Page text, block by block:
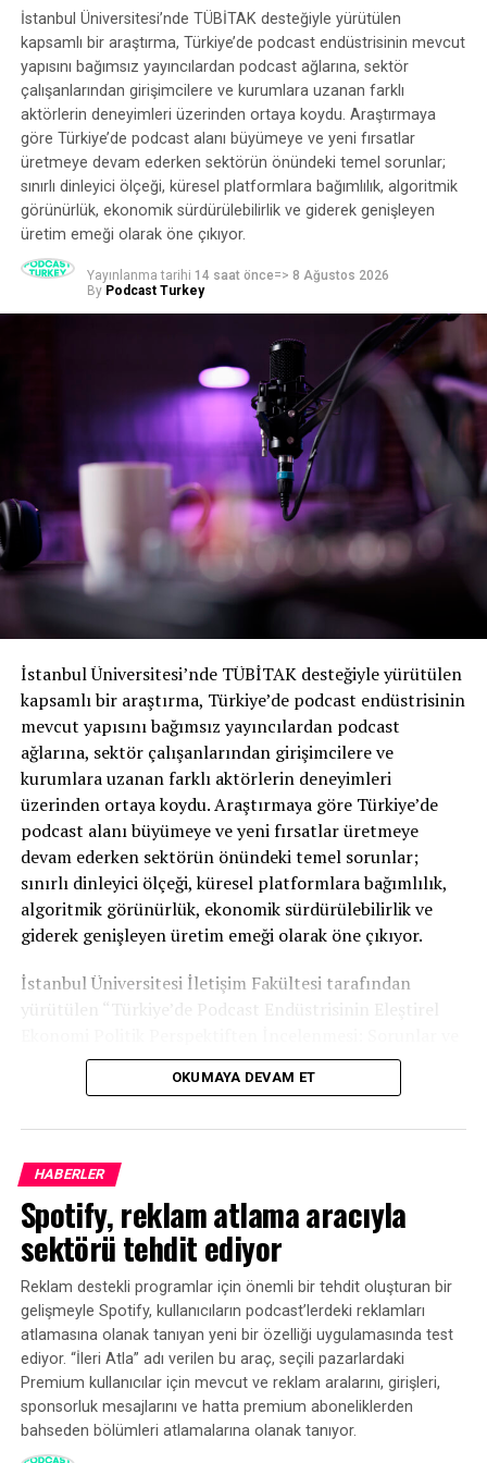
oluşturmaktan, sesli kitaplar ve podcast’ler için gerçekçi
sentetik konuşmaüretmeye kadar, olasılıklar sonsuz.
Ancak teknoloji ilerledikçe, potansiyel kötüye
kullanımına ilişkin endişeler de artıyor.
OpenAI’nin Yaklaşımını Anlamak
Popüler ChatGPT’nin arkasındaki şirket olan OpenAI,
ses klonlama teknolojisini yayınlama konusunda
temkinli bir yaklaşım benimsedi. Ses motorlarının
etkileyici yeteneklerini ortaya koymuş olsalar da, riskleri
de kabul ettiler.
Yakın tarihli bir blog yazısında OpenAI, bir seçim yılında
potansiyel kötüye kullanımla ilgili endişeleri gerekçe
göstererek halka açık bir sürümü
gerçekleştirmeyeceklerini açıkladı. Bu, güçlü yapay zeka
araçları söz konusu olduğunda dikkatli düşünme
ihtiyacını vurgulayan sorumlu bir harekettir.
OpenAI’nin Ses Klonlaması Nasıl
Çalışıyor?
Peki, OpenAI’nin Ses Motoru bu kadar ikna edici ses
klonlarını tam olarak nasıl yaratıyor? Gelin bunun
arkasındaki teknolojiye daha yakından bakalım.
Ses Klonlamada Yapay Zeka Modellerinin
Rolü
OpenAI’nin Ses Motorunun merkezinde, büyük miktarda
konuşma verisi üzerinde eğitilmiş sofistike yapay zeka
modelleri bulunmaktadır. Bu modeller, bir kişinin sesinin
perde ve tonundan aksan ve tonlamasına kadar
benzersiz özelliklerini tanımayı ve çoğaltmayı öğrenir.
Yapay zeka, bir kişinin konuşmasının sadece kısa bir
örneğini analiz ederek, orijinal konuşmacıya oldukça
benzeyen yeni bir ses üretebiliyor. Bu, makine
ilerlemesinin bir kanıtıdır.
Metinden Konuşmaya: Teknolojinin
Arkasındaki Bilim
Yapay zeka modeli bir kişinin sesini taklit etmeyi
öğrendikten sonra, herhangi bir metin girdisinden
konuşma üretmek için kullanılabilir. İşte bu noktada
metinden konuşmaya teknolojisi devreye giriyor.
OpenAI’nin Ses Motoru, yazılı metni uygun
duraklamalar, tonlamalar ve vurgularla birlikte doğal bir
konuşmaya dönüştürmek için gelişmiş algoritmalar
kullanır. Sonuç, bir insan konuşmacıdan neredeyse ayırt
edilemeyen sentetik bir sestir.
İstanbul Üniversitesi’nde TÜBİTAK desteğiyle yürütülen
kapsamlı bir araştırma, Türkiye’de podcast endüstrisinin mevcut
yapısını bağımsız yayıncılardan podcast ağlarına, sektör
çalışanlarından girişimcilere ve kurumlara uzanan farklı
aktörlerin deneyimleri üzerinden ortaya koydu. Araştırmaya
göre Türkiye’de podcast alanı büyümeye ve yeni fırsatlar
üretmeye devam ederken sektörün önündeki temel sorunlar;
sınırlı dinleyici ölçeği, küresel platformlara bağımlılık, algoritmik
görünürlük, ekonomik sürdürülebilirlik ve giderek genişleyen
üretim emeği olarak öne çıkıyor.
Yayınlanma tarihi 14 saat önce=> 8 Ağustos 2026
By Podcast Turkey
İstanbul Üniversitesi’nde TÜBİTAK desteğiyle yürütülen
kapsamlı bir araştırma, Türkiye’de podcast endüstrisinin
mevcut yapısını bağımsız yayıncılardan podcast
ağlarına, sektör çalışanlarından girişimcilere ve
kurumlara uzanan farklı aktörlerin deneyimleri
üzerinden ortaya koydu. Araştırmaya göre Türkiye’de
podcast alanı büyümeye ve yeni fırsatlar üretmeye
devam ederken sektörün önündeki temel sorunlar;
sınırlı dinleyici ölçeği, küresel platformlara bağımlılık,
algoritmik görünürlük, ekonomik sürdürülebilirlik ve
giderek genişleyen üretim emeği olarak öne çıkıyor.
İstanbul Üniversitesi İletişim Fakültesi tarafından
yürütülen “Türkiye’de Podcast Endüstrisinin Eleştirel
Fırsatlar” başlıklı araştırma, Türkiye podcast
ekosisteminin mevcut durumuna ilişkin kapsamlı bir
OKUMAYA DEVAM ET
HABERLER
Spotify, reklam atlama aracıyla
sektörü tehdit ediyor
Reklam destekli programlar için önemli bir tehdit oluşturan bir
gelişmeyle Spotify, kullanıcıların podcast’lerdeki reklamları
atlamasına olanak tanıyan yeni bir özelliği uygulamasında test
ediyor. “İleri Atla” adı verilen bu araç, seçili pazarlardaki
Premium kullanıcılar için mevcut ve reklam aralarını, girişleri,
sponsorluk mesajlarını ve hatta premium aboneliklerden
bahseden bölümleri atlamalarına olanak tanıyor.